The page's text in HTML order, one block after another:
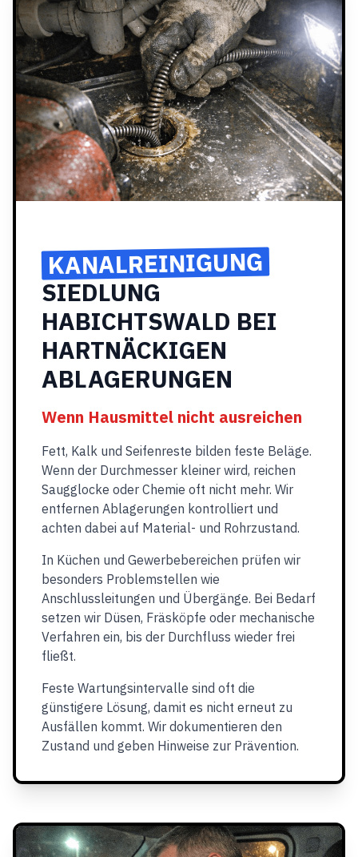
KANALREINIGUNG
SIEDLUNG
HABICHTSWALD BEI
HARTNÄCKIGEN
ABLAGERUNGEN
Wenn Hausmittel nicht ausreichen
Fett, Kalk und Seifenreste bilden feste Beläge.
Wenn der Durchmesser kleiner wird, reichen
Saugglocke oder Chemie oft nicht mehr. Wir
entfernen Ablagerungen kontrolliert und
achten dabei auf Material- und Rohrzustand.
In Küchen und Gewerbebereichen prüfen wir
besonders Problemstellen wie
Anschlussleitungen und Übergänge. Bei Bedarf
setzen wir Düsen, Fräsköpfe oder mechanische
Verfahren ein, bis der Durchfluss wieder frei
fließt.
Feste Wartungsintervalle sind oft die
günstigere Lösung, damit es nicht erneut zu
Ausfällen kommt. Wir dokumentieren den
Zustand und geben Hinweise zur Prävention.